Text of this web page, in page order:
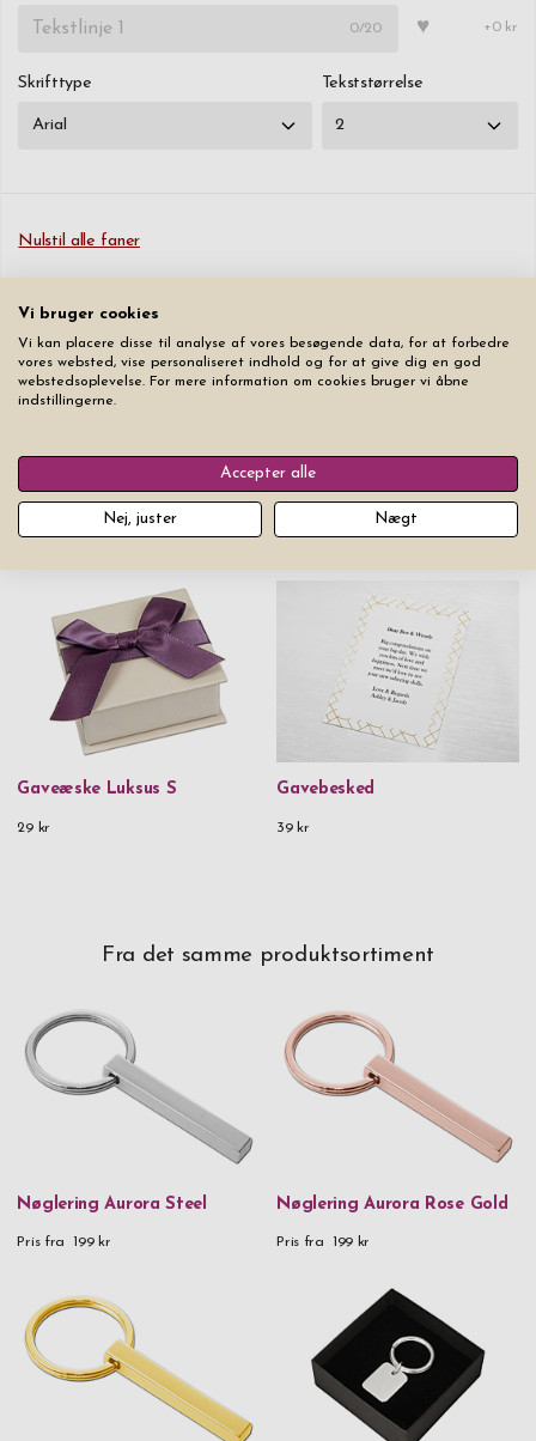
0/20 ♥ +0 kr
Skrifttype Tekststørrelse
Nulstil alle faner
Læg produktet i indkøbskurven
Du vil måske også kunne lide
Gaveæske Luksus S
29 kr
Gavebesked
39 kr
Fra det samme produktsortiment
Nøglering Aurora Steel
Pris fra 199 kr
Nøglering Aurora Rose Gold
Pris fra 199 kr
Vi bruger cookies
Vi kan placere disse til analyse af vores besøgende data, for at forbedre
vores websted, vise personaliseret indhold og for at give dig en god
webstedsoplevelse. For mere information om cookies bruger vi åbne
indstillingerne.
Accepter alle
Nej, juster Nægt